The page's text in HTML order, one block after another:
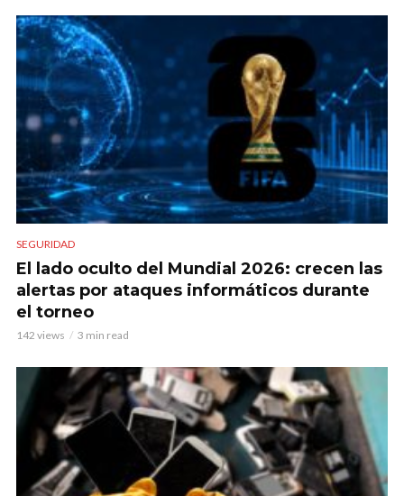
SEGURIDAD
El lado oculto del Mundial 2026: crecen las
alertas por ataques informáticos durante
el torneo
142 views 3 min read